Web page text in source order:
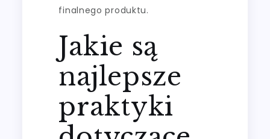
finalnego produktu.
Jakie są
najlepsze
praktyki